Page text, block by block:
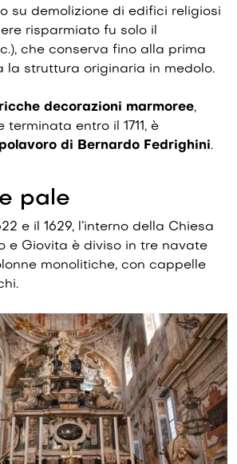
su demolizione di edifici religiosi
risparmiato fu solo il
che conserva fino alla prima
la struttura originaria in medolo.
decorazioni mar­moree,
ter­minata entro il 1711, è
di Bernardo Fedrighini.
pale
e il 1629, l’interno della Chiesa
e Giovita è diviso in tre navate
monolitiche, con cap­pelle